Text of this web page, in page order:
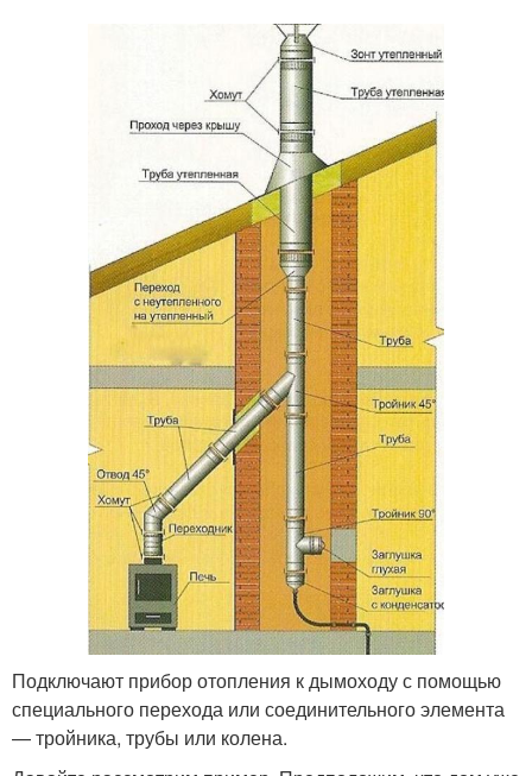
Подключают прибор отопления к дымоходу с помощью
специального перехода или соединительного элемента
— тройника, трубы или колена.